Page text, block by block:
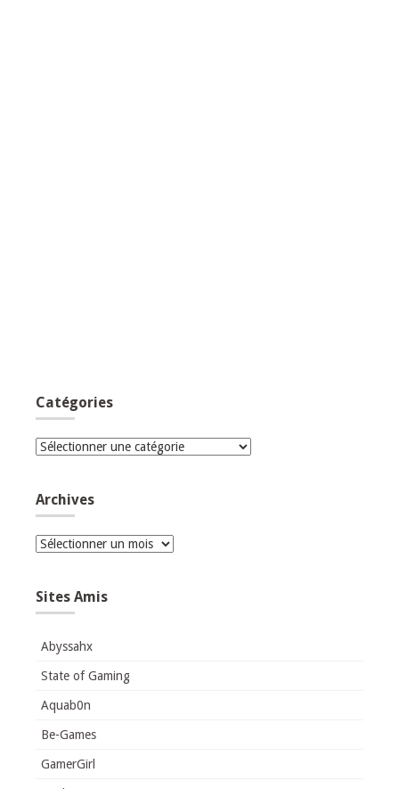
Catégories
Catégories
Archives
Archives
Sites Amis
Abyssahx
State of Gaming
Aquab0n
Be-Games
GamerGirl